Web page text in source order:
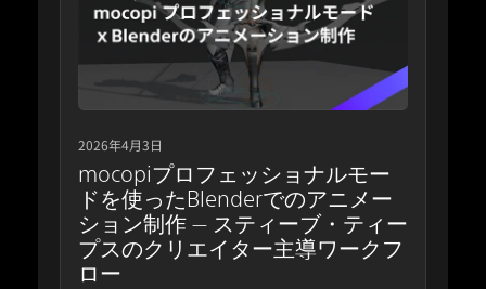
2026年4月3日
mocopiプロフェッショナルモー
ドを使ったBlenderでのアニメー
ション制作 — スティーブ・ティー
プスのクリエイター主導ワークフ
ロー